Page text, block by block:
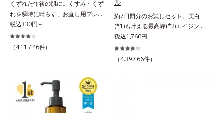
が肌に再付着することを防止し、細
かい毛穴汚れをごっそりするん！角
栓溶解オイル(*4)が詰まりや黒ずみ
も溶かして、毛穴の目立ちにくいす
べすべ肌に洗い上げます。大人肌の
叶え、毛穴目立ち(*6)や乾燥による
くすみをケアし、毎日のメイクが楽
しくなる晴れやかな肌に導きます。
*1 ポーラ化成独自の（Ｃ１２－２
ぱらないここちよい密着感で、さま
ざまなタイプのファンデと併用でき
ます。毛穴が気になる箇所への部分
使いもOK。*1 ファンデーションが
くずれて毛穴に落ちること*2 酸化
チタン配合＝カバー力向上成分*3
くずれた午後の肌に。くすみ・くず
れを瞬時に晴らす、お直し用プレス
トパウダー。くすみ・くずれを瞬時
に晴らす、お直し用のプレストパウ
ダーです。朝のメイクから時間が経
いに着目しました。乾燥や皮脂分泌
でくずれて毛穴に落ちたファンデー
ションのすき間にフィットし、凹凸
や毛穴をフラットに整えます。また
税込330円～
（4.11 / 46件）
ル
約7日間分のお試しセット。美白
(*1)も叶える最高峰(*2)エイジング
ケア(*3)。ハリも透明感(*4)も結果
主義。年齢サイン(*5)の因子に着目
した肌科学エイジングケア(*3)シリ
税込1,760円
（4.39 / 66件）